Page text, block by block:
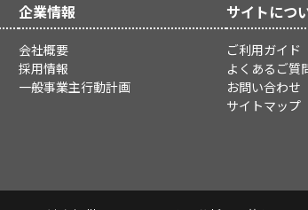
企業情報
会社概要
採用情報
一般事業主行動計画
サイトにつ
ご利用ガイド
よくあるご質
お問い合わせ
サイトマップ